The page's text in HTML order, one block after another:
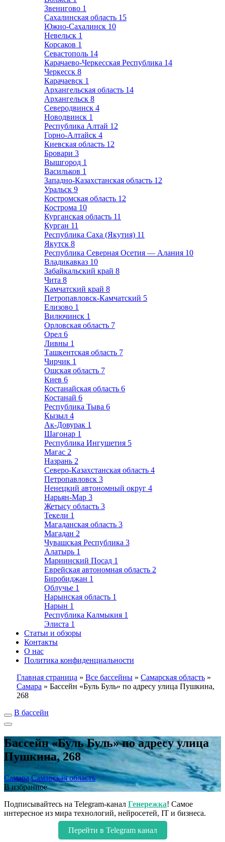
Звенигово 1
Сахалинская область 15
Южно-Сахалинск 10
Невельск 1
Корсаков 1
Севастополь 14
Карачаево-Черкесская Республика 14
Черкесск 8
Карачаевск 1
Архангельская область 14
Архангельск 8
Северодвинск 4
Новодвинск 1
Республика Алтай 12
Горно-Алтайск 4
Киевская область 12
Бровари 3
Вышгород 1
Васильков 1
Западно-Казахстанская область 12
Уральск 9
Костромская область 12
Кострома 10
Курганская область 11
Курган 11
Республика Саха (Якутия) 11
Якутск 8
Республика Северная Осетия — Алания 10
Владикавказ 10
Забайкальский край 8
Чита 8
Камчатский край 8
Петропавловск-Камчатский 5
Елизово 1
Вилючинск 1
Орловская область 7
Орел 6
Ливны 1
Ташкентская область 7
Чирчик 1
Ошская область 7
Киев 6
Костанайская область 6
Костанай 6
Республика Тыва 6
Кызыл 4
Ак-Довурак 1
Шагонар 1
Республика Ингушетия 5
Магас 2
Назрань 2
Северо-Казахстанская область 4
Петропавловск 3
Ненецкий автономный округ 4
Нарьян-Мар 3
Жетысу область 3
Текели 1
Магаданская область 3
Магадан 2
Чувашская Республика 3
Алатырь 1
Мариинский Посад 1
Еврейская автономная область 2
Биробиджан 1
Облучье 1
Нарынская область 1
Нарын 1
Республика Калмыкия 1
Элиста 1
Статьи и обзоры
Контакты
О нас
Политика конфиденциальности
Главная страница » Все бассейны » Самарская область »
Самара » Бассейн «Буль Буль» по адресу улица Пушкина,
268
В бассейн
Бассейн «Буль Буль» по адресу улица
Пушкина, 268
Самара Самарская область
В избранное
Подписывайтесь на Telegram-канал Генережка! Самое
интересное из мира технологий, нейросетей, IT и бизнеса.
Перейти в Telegram канал